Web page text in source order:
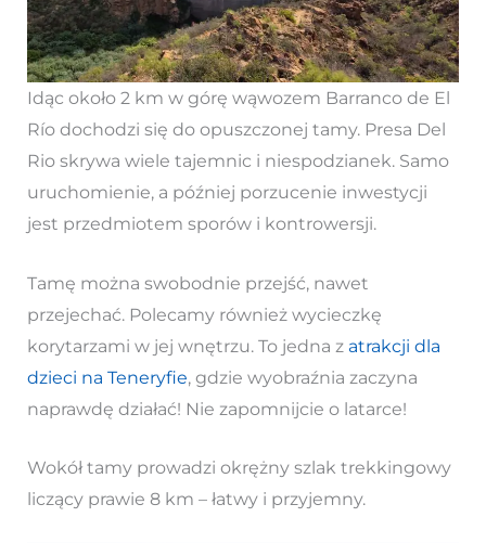
Idąc około 2 km w górę wąwozem Barranco de El
Río dochodzi się do opuszczonej tamy. Presa Del
Rio skrywa wiele tajemnic i niespodzianek. Samo
uruchomienie, a później porzucenie inwestycji
jest przedmiotem sporów i kontrowersji.
Tamę można swobodnie przejść, nawet
przejechać. Polecamy również wycieczkę
korytarzami w jej wnętrzu. To jedna z atrakcji dla
dzieci na Teneryfie, gdzie wyobraźnia zaczyna
naprawdę działać! Nie zapomnijcie o latarce!
Wokół tamy prowadzi okrężny szlak trekkingowy
liczący prawie 8 km – łatwy i przyjemny.